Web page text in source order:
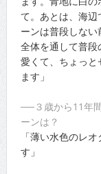
て。あとは、海
ーンは普段しない
全体を通して普
愛くて、ちょっ
ます」
──３歳から11年
ーンは？
「薄い水色のレ
す」